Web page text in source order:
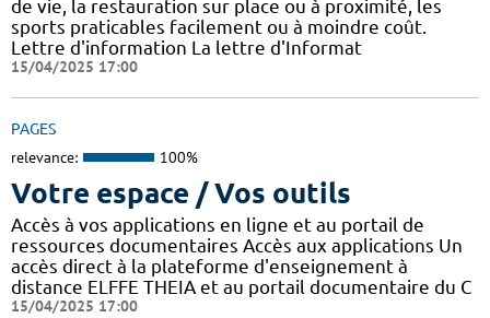
de vie, la restauration sur place ou à proximité, les
sports praticables facilement ou à moindre coût.
Lettre d'information La lettre d'Informat
15/04/2025 17:00
PAGES
relevance: 100%
Votre espace / Vos outils
Accès à vos applications en ligne et au portail de
ressources documentaires Accès aux applications Un
accès direct à la plateforme d'enseignement à
distance ELFFE THEIA et au portail documentaire du C
15/04/2025 17:00